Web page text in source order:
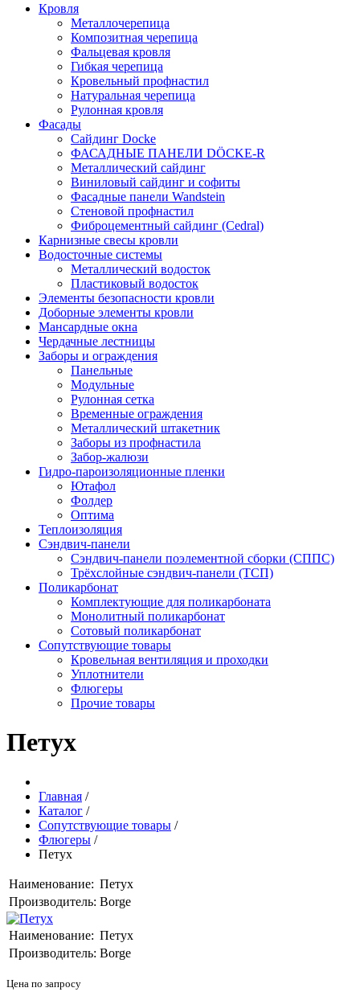
Кровля
Металлочерепица
Композитная черепица
Фальцевая кровля
Гибкая черепица
Кровельный профнастил
Натуральная черепица
Рулонная кровля
Фасады
Сайдинг Docke
ФАСАДНЫЕ ПАНЕЛИ DÖCKE-R
Металлический сайдинг
Виниловый сайдинг и софиты
Фасадные панели Wandstein
Стеновой профнастил
Фиброцементный сайдинг (Cedral)
Карнизные свесы кровли
Водосточные системы
Металлический водосток
Пластиковый водосток
Элементы безопасности кровли
Доборные элементы кровли
Мансардные окна
Чердачные лестницы
Заборы и ограждения
Панельные
Модульные
Рулонная сетка
Временные ограждения
Металлический штакетник
Заборы из профнастила
Забор-жалюзи
Гидро-пароизоляционные пленки
Ютафол
Фолдер
Оптима
Теплоизоляция
Сэндвич-панели
Сэндвич-панели поэлементной сборки (СППС)
Трёхслойные сэндвич-панели (ТСП)
Поликарбонат
Комплектующие для поликарбоната
Монолитный поликарбонат
Сотовый поликарбонат
Сопутствующие товары
Кровельная вентиляция и проходки
Уплотнители
Флюгеры
Прочие товары
Петух
Главная /
Каталог /
Сопутствующие товары /
Флюгеры /
Петух
Наименование: Петух
Производитель: Borge
Наименование: Петух
Производитель: Borge
Цена по запросу